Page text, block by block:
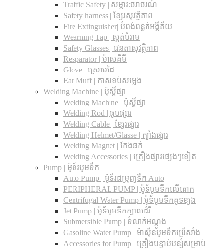
Traffic Safety​ | សម្ភារ:ចរាចរណ៍
Safety harness | ខ្សែរសុវត្ថិភាព
Fire Extinguisher| បំពង់ពន្លត់អង្គីភ័យ
Wearning Tap | ស្គត់បំរាម
Safety Glasses | វេនតាសុវត្ថិភាព
Resparator | ម៉ាសគីមី
Glove | ស្រោមដៃ
Ear Muff | កាសទប់សម្លេង
Welding Machine | ប៉ុស្តិ៍ផ្សា
Welding Machine | ប៉ុស្តិ៍ផ្សា
Welding Rod | ធូបផ្សារ
Welding Cable | ខ្សែរផ្សារ
Welding Helmet/Glasse | ក្បាំងផ្សារ
Welding Magnet | កែងឆក់
Welding Accessories | គ្រឿងផ្សារផ្សេងៗទៀត
Pump | ម៉ូទ័របូមទឹក
Auto Pump | ម៉ូទ័រជម្រុញទឹក Auto
PERIPHERAL PUMP | ម៉ូទ័បូមទឹកលើគោក
Centrifugal Water Pump | ម៉ូទ័បូមទឹកគូទខ្យង
Jet Pump | ម៉ូទ័បូមទឹកក្បាលដំរី
Submersible Pump | ទំលាក់អណ្តូង
Gasoline Water Pump | ម៉ាស៊ីនបូមទឹកប្រើសាំង
Accessories for Pump | គ្រឿងបន្ទាប់បន្សំសម្រាប់